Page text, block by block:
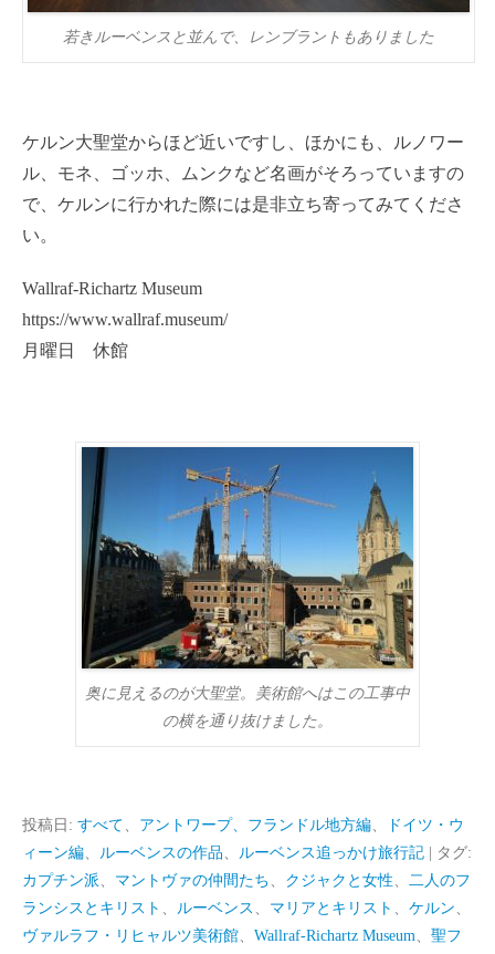
若きルーベンスと並んで、レンブラントもありました
ケルン大聖堂からほど近いですし、ほかにも、ルノワー
ル、モネ、ゴッホ、ムンクなど名画がそろっていますの
で、ケルンに行かれた際には是非立ち寄ってみてくださ
い。
Wallraf-Richartz Museum
https://www.wallraf.museum/
月曜日 休館
奥に見えるのが大聖堂。美術館へはこの工事中
の横を通り抜けました。
投稿日: すべて 、 アントワープ、フランドル地方編、
ドイツ・ウ
ィーン編、 ルーベンスの作品 、 ルーベンス追っかけ旅行記
タグ:
カプチン派 、 マントヴァの仲間たち 、 クジャクと女性 、 二人のフ
ランシスとキリスト 、 ルーベンス 、 マリアとキリスト 、 ケルン 、
ヴァルラフ・リヒャルツ美術館、 Wallraf-Richartz Museum、 聖フ